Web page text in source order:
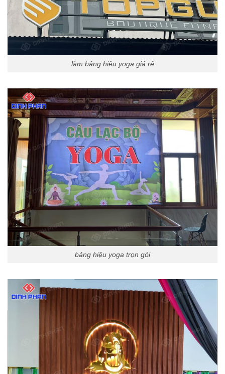
làm bảng hiệu yoga giá rẻ
bảng hiệu yoga trọn gói